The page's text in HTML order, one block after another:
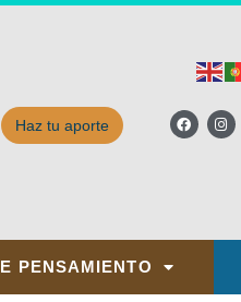
Haz tu aporte
PENSAMIENTO